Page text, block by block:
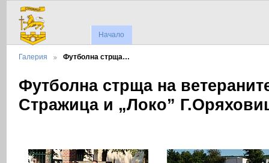
Начало
Галерия Футболна стрща…
Футболна стрща на
Стражица и „Локо”